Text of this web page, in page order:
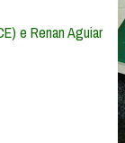
e Renan Aguiar